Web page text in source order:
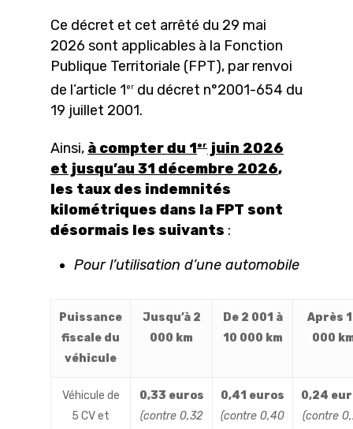
Ce décret et cet arrêté du 29 mai
2026 sont applicables à la Fonction
Publique Territoriale (FPT), par renvoi
de l’article 1 er du décret n°2001-654 du
19 juillet 2001.
Ainsi, à compter du 1 er
juin 2026
et jusqu’au 31 décembre 2026,
les taux des indemnités
kilométriques dans la FPT sont
désormais les suivants :
Pour l’utilisation d’une automobile
Puissance
fiscale du
véhicule
Jusqu’à 2
000 km
De 2 001 à
10 000 km
Après
000
Véhicule de
5 CV et
0,33 euros
(contre 0,32
0,41 euros
(contre 0,40
0,24
(contre